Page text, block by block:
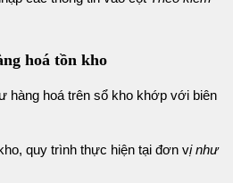
hoá tồn kho
hàng hoá trên sổ kho khớp với biên
quy trình thực hiện tại đơn vị như